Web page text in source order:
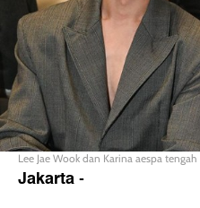
Lee Jae Wook dan Karina aespa
Jakarta-